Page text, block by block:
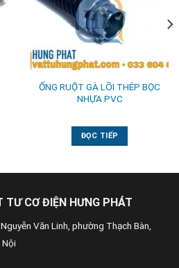
ỐNG RUỘT GÀ LÕI THÉP BỌC
NHỰA PVC
ĐỌC TIẾP
TƯ CƠ ĐIỆN HƯNG PHÁT
Văn Linh, phường Thạch Bàn,
Nội